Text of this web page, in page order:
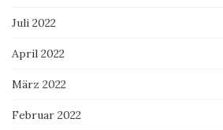
Juli 2022
April 2022
März 2022
Februar 2022